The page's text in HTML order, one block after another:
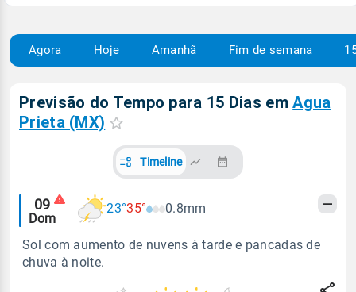
Agora Hoje Amanhã Fim de semana
Previsão do Tempo para 15 Dias emAgua
Prieta (MX)
Timeline
Alertas
meteorológicos
09
Dom
23°35° 0.8mm
Sol com aumento de nuvens à tarde e pancadas de
chuva à noite.